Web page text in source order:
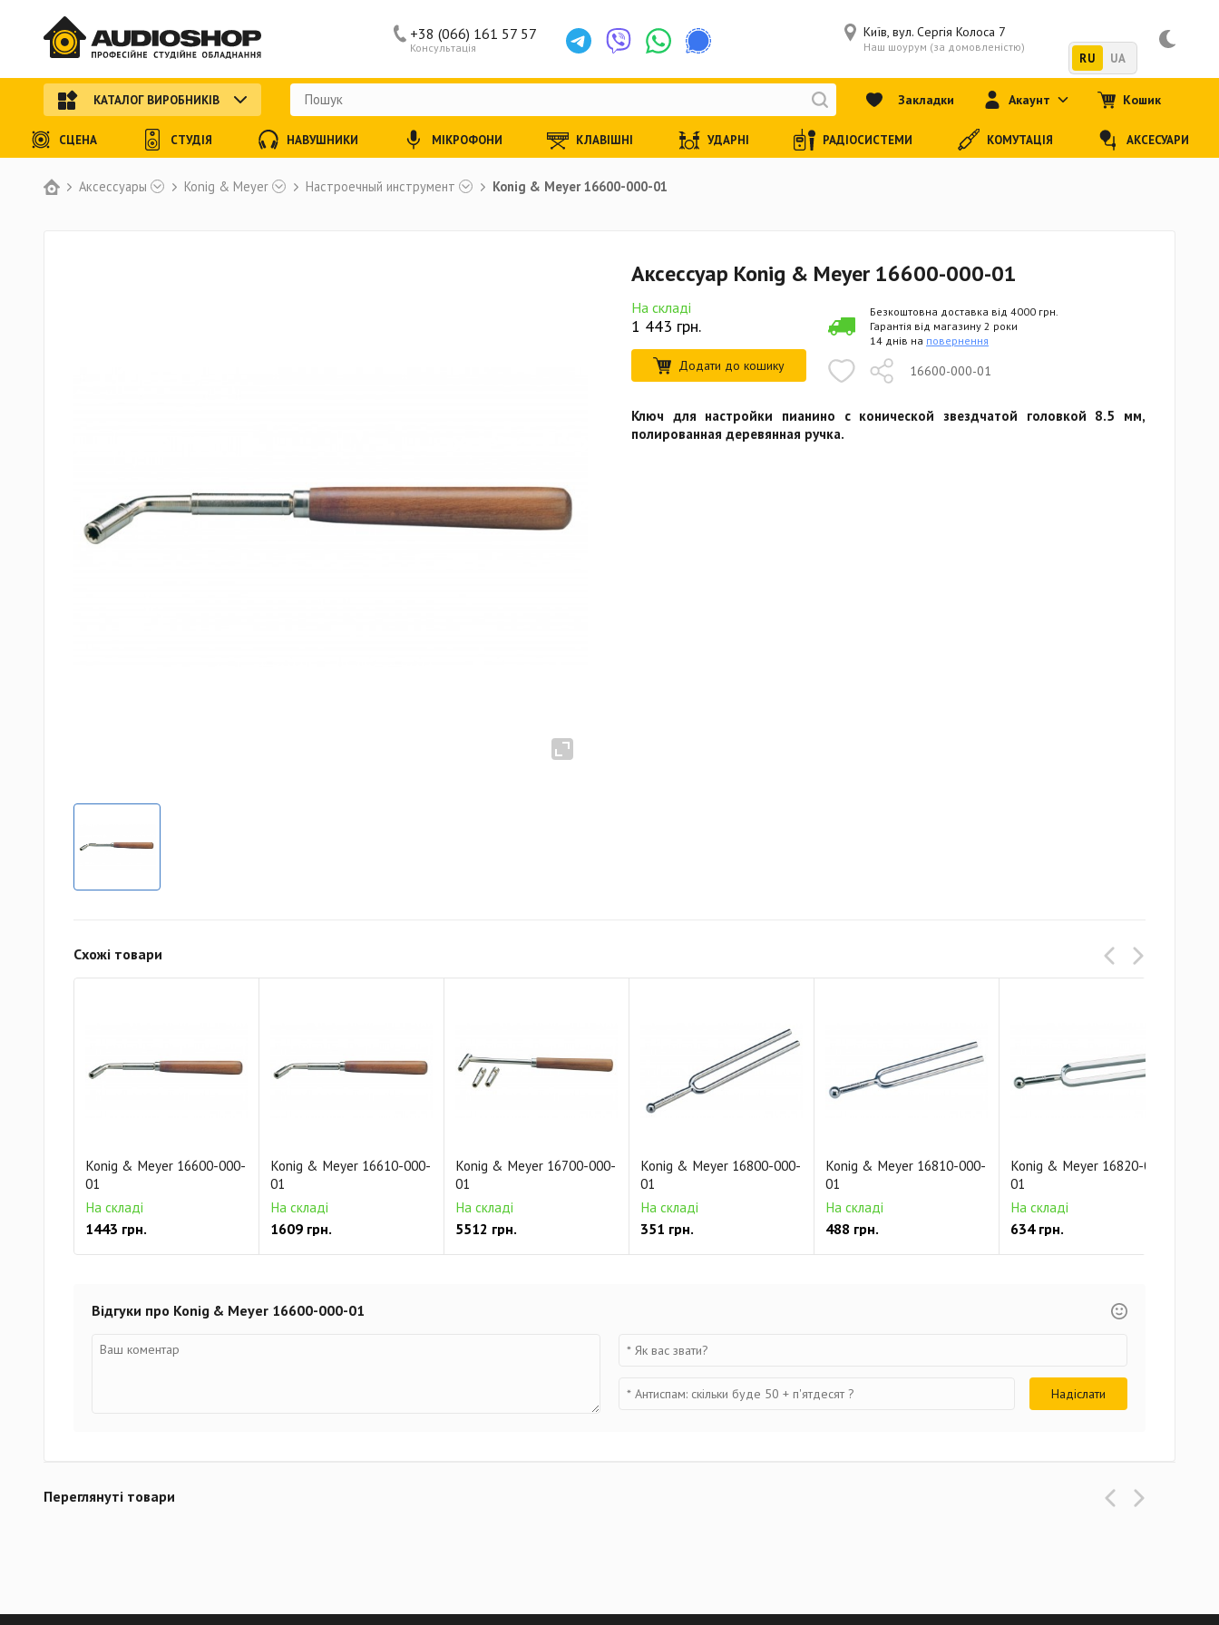
Аксессуары Konig & Meyer Настроечный инструмент Konig & Meyer 16600-000-01
Аксессуар Konig & Meyer 16600-000-01
На складі
1 443 грн.
Додати до кошику 16600-000-01
Безкоштовна доставка від 4000 грн.
Гарантія від магазину 2 роки
14 днів на повернення
Ключ для настройки пианино с конической звездчатой головкой 8.5 мм,
полированная деревянная ручка.
Схожі товари
Konig & Meyer 16600-000-
01
На складі
1443 грн.
Konig & Meyer 16610-000-
01
На складі
1609 грн.
Konig & Meyer 16700-000-
01
На складі
5512 грн.
Konig & Meyer 16800-000-
01
На складі
351 грн.
Konig & Meyer 16810-000-
01
На складі
488 грн.
Konig & Meyer 16820-000-
01
На складі
634 грн.
Відгуки про Konig & Meyer 16600-000-01
Переглянуті товари
Консультація
+38 (066) 161 57 57 Київ, вул. Сергія Колоса 7
Наш шоурум (за домовленістю)
RU UA
КАТАЛОГ ВИРОБНИКІВ Закладки Акаунт Кошик
СЦЕНА СТУДІЯ НАВУШНИКИ МІКРОФОНИ КЛАВІШНІ УДАРНІ РАДІОСИСТЕМИ КОМУТАЦІЯ АКСЕСУАРИ